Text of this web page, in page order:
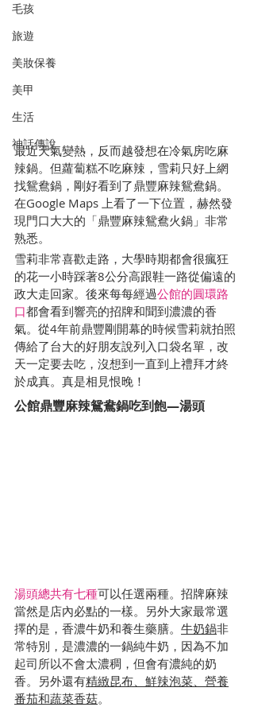
毛孩
旅遊
美妝保養
美甲
生活
神話傳說
最近天氣變熱，反而越發想在冷氣房吃麻
辣鍋。但蘿蔔糕不吃麻辣，雪莉只好上網
找鴛鴦鍋，剛好看到了鼎豐麻辣鴛鴦鍋。
在Google Maps 上看了一下位置，赫然發
現門口大大的「鼎豐麻辣鴛鴦火鍋」非常
熟悉。
雪莉非常喜歡走路，大學時期都會很瘋狂
的花一小時踩著8公分高跟鞋一路從偏遠的
政大走回家。後來每每經過公館的圓環路
口都會看到響亮的招牌和聞到濃濃的香
氣。從4年前鼎豐剛開幕的時候雪莉就拍照
傳給了台大的好朋友說列入口袋名單，改
天一定要去吃，沒想到一直到上禮拜才終
於成真。真是相見恨晚！
公館鼎豐麻辣鴛鴦鍋吃到飽—湯頭
湯頭總共有七種可以任選兩種。招牌麻辣
當然是店內必點的一樣。另外大家最常選
擇的是，香濃牛奶和養生藥膳。 牛奶鍋非
常特別，是濃濃的一鍋純牛奶，因為不加
起司所以不會太濃稠，但會有濃純的奶
香。另外還有精緻昆布、鮮辣泡菜、營養
番茄和蔬菜香菇。